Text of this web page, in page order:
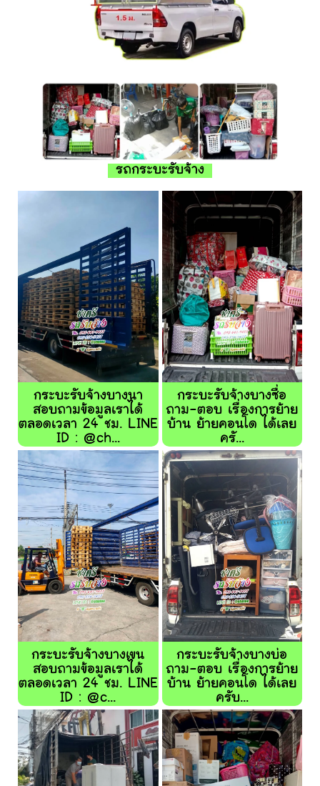
รถกระบะรับจ้าง
กระบะรับจ้างบางนา
สอบถามข้อมูลเราได้
ตลอดเวลา 24 ชม. LINE
ID : @ch...
กระบะรับจ้างบางซื่อ
ถาม-ตอบ เรื่องการย้าย
บ้าน ย้ายคอนโด ได้เลย
ครั...
กระบะรับจ้างบางเขน
สอบถามข้อมูลเราได้
ตลอดเวลา 24 ชม. LINE
ID : @c...
กระบะรับจ้างบางบ่อ
ถาม-ตอบ เรื่องการย้าย
บ้าน ย้ายคอนโด ได้เลย
ครับ...